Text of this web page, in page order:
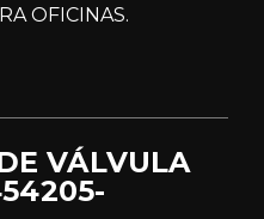
OFICINAS.
VÁLVULA